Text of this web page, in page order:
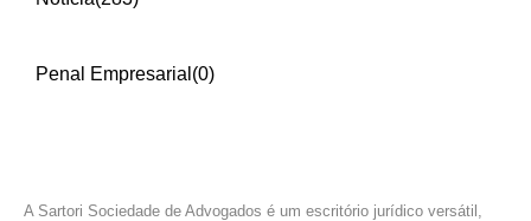
Penal Empresarial (0)
A Sartori Sociedade de Advogados é um escritório jurídico versátil,